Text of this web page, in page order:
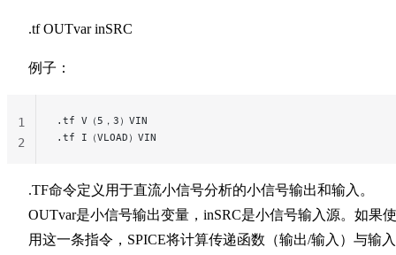
.tf OUTvar inSRC
例子：
.tf V（5，3）VIN
.tf I（VLOAD）VIN
1
2
.TF命令定义用于直流小信号分析的小信号输出和输入。
OUTvar是小信号输出变量，inSRC是小信号输入源。如果使
用这一条指令，SPICE将计算传递函数（输出/输入）与输